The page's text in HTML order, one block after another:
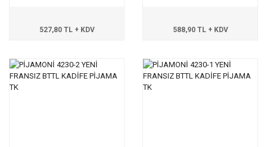
527,80 TL + KDV 588,90 TL + KDV